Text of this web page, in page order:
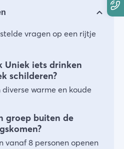
vragen op een rijtje
Uniek iets drinken
schilderen?
warme en koude
groep buiten de
vanaf 8 personen openen